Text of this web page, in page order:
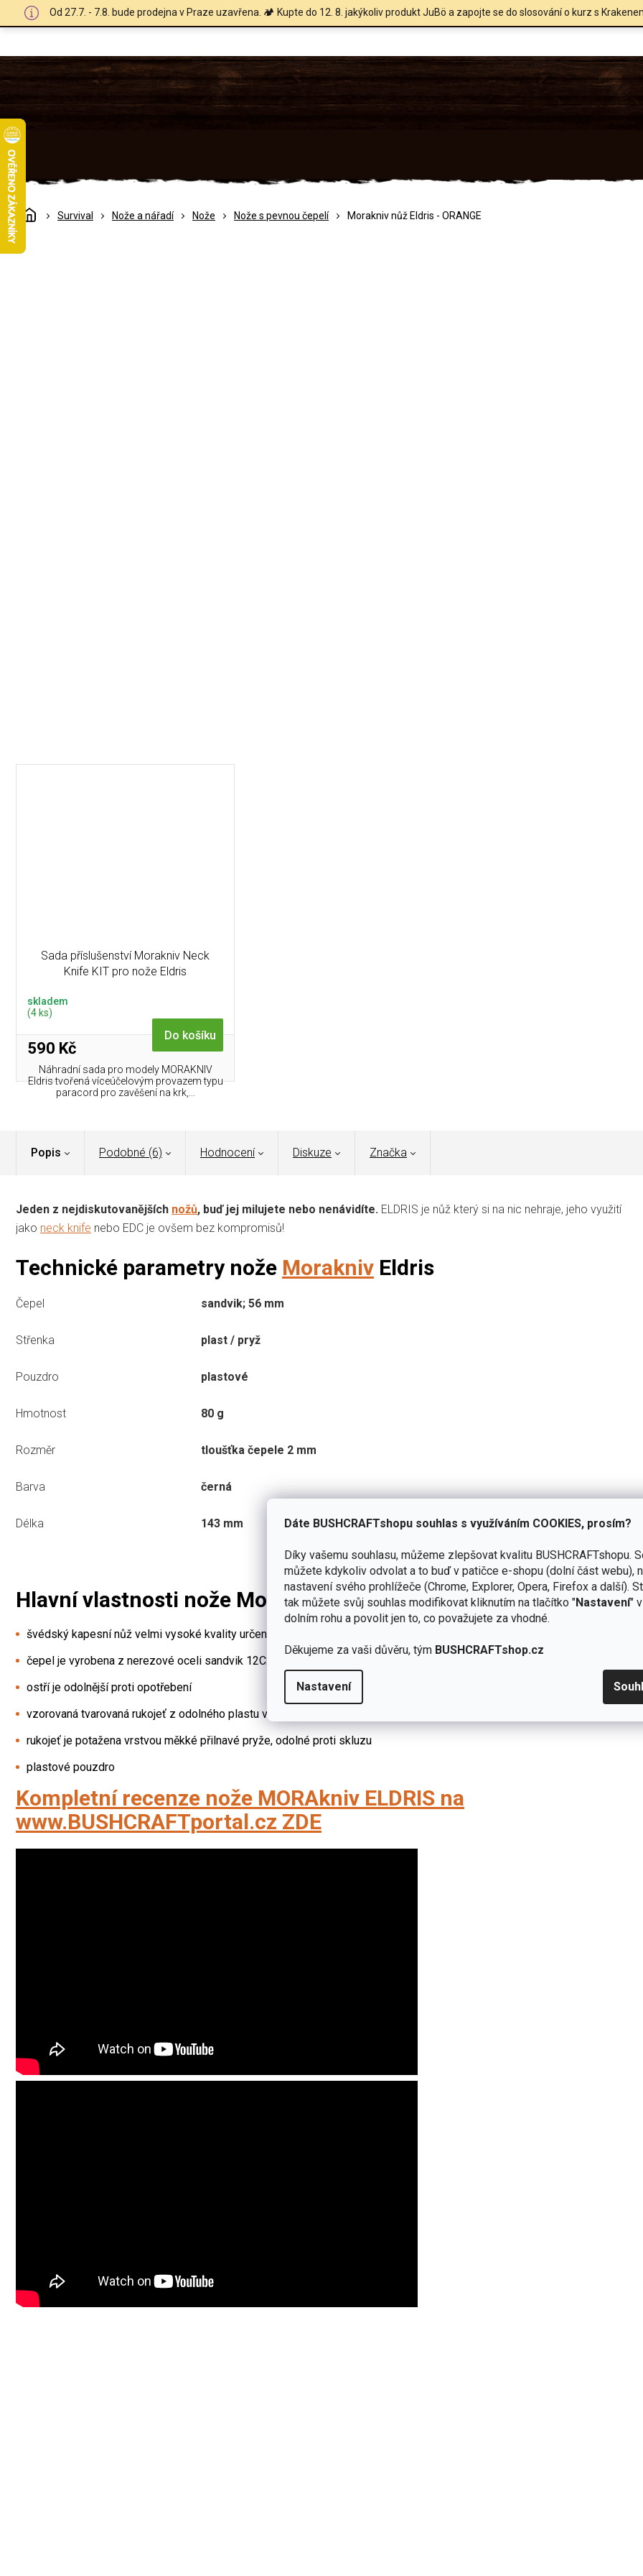
Dáte BUSHCRAFTshopu souhlas s využíváním COOKIES, prosím?
Díky vašemu souhlasu, můžeme zlepšovat kvalitu BUSHCRAFTshopu.
můžete kdykoliv odvolat a to buď v patičce e-shopu (dolní část webu),
nastavení svého prohlížeče (Chrome, Explorer, Opera, Firefox a další).
tak můžete svůj souhlas modifikovat kliknutím na tlačítko "Nastavení"
dolním rohu a povolit jen to, co považujete za vhodné.
Děkujeme za vaši důvěru, tým BUSHCRAFTshop.cz
Nastavení
Od 27.7. - 7.8. bude prodejna v Praze uzavřena. 🏕️ Kupte do 12. 8. jakýkoliv produkt JuBö a zapojte se do slosování o kurz s
DomůSurvival Nože a nářadí Nože Nože s pevnou čepelí Morakniv nůž Eldris - ORANGE
Sada příslušenství Morakniv Neck
Knife KIT pro nože Eldris
skladem
(4 ks)
590 Kč
Do košíku
Náhradní sada pro modely MORAKNIV
Eldris tvořená víceúčelovým provazem typu
paracord pro zavěšení na krk,...
Popis Podobné (6) Hodnocení Diskuze Značka
Jeden z nejdiskutovanějších nožů, buď jej milujete nebo nenávidíte. ELDRIS je nůž který si na nic nehraje, jeho využití
jako neck knife nebo EDC je ovšem bez kompromisů!
Technické parametry nože Morakniv Eldris
Čepel sandvik; 56 mm
Střenka plast / pryž
Pouzdro plastové
Hmotnost 80 g
Rozměr tloušťka čepele 2 mm
Barva černá
Délka 143 mm
Hlavní vlastnosti nože Morakniv Eldris
švédský kapesní nůž velmi vysoké kvality určený pro nejrůznější outdoorové aktivity
čepel je vyrobena z nerezové oceli sandvik 12C27 válcované za studena a kalené na HRC 57-58
ostří je odolnější proti opotřebení
vzorovaná tvarovaná rukojeť z odolného plastu v modré barvě
rukojeť je potažena vrstvou měkké přilnavé pryže, odolné proti skluzu
plastové pouzdro
Kompletní recenze nože MORAkniv ELDRIS na
www.BUSHCRAFTportal.cz ZDE